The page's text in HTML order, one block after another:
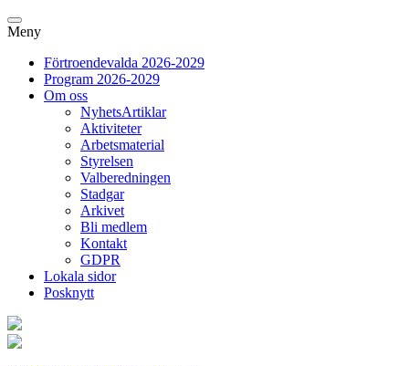
Meny
Förtroendevalda 2026-2029
Program 2026-2029
Om oss
NyhetsArtiklar
Aktiviteter
Arbetsmaterial
Styrelsen
Valberedningen
Stadgar
Arkivet
Bli medlem
Kontakt
GDPR
Lokala sidor
Posknytt